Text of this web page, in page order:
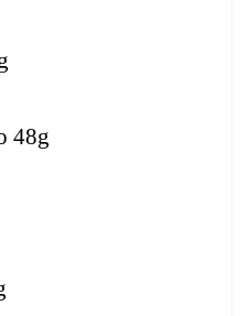
48g